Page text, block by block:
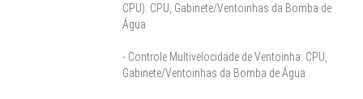
CPU): CPU, Gabinete/Ventoinhas da Bomba de
Água
- Controle Multivelocidade de Ventoinha: CPU,
Gabinete/Ventoinhas da Bomba de Água